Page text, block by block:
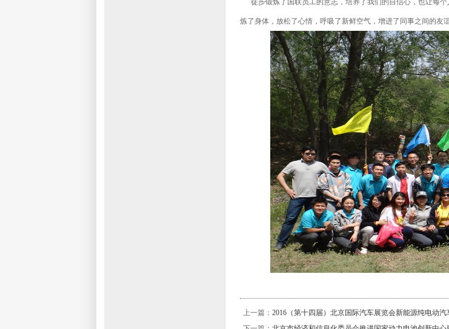
徒步锻炼了国联员工的意志，培养了我们的自信心，也让每
炼了身体，放松了心情，呼吸了新鲜空气，增进了同事之间的友
上一篇： 2016（第十四届）北京国际汽车展览会新能源纯电动汽